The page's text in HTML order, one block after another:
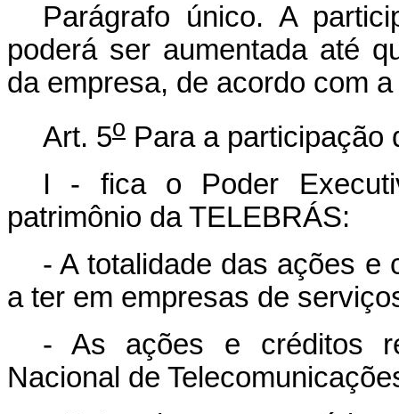
Parágrafo único. A
poderá ser aumentada até
da empresa, de acordo com
Art. 5o Para a participação
I - fica o Poder
patrimônio da TELEBRÁS:
- A totalidade das ações e
a ter em empresas de
- As ações e créditos
Nacional de